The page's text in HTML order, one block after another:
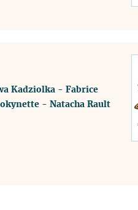
Kadziolka- Fabrice
- Natacha Rault